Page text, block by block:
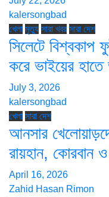
kalersongbad
খেলা মৃত্যু সারা খবর সারা দেশ
সিলেটে বিশ্বকাপ
করে ভাইয়ের
July 3, 2026
kalersongbad
খেলা সারা দেশ
আনসার
রায়হান, কোরবান ও
April 16, 2026
Zahid Hasan Rimon